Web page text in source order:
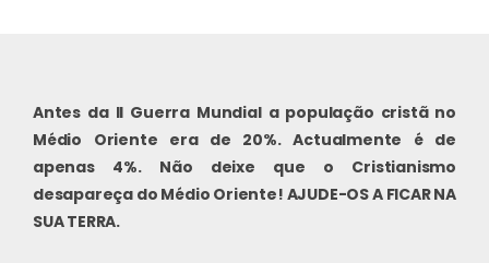
Antes da II Guerra Mundial a população cristã no
Médio Oriente era de 20%. Actualmente é de
apenas 4%. Não deixe que o Cristianismo
desapareça do Médio Oriente! AJUDE-OS A FICAR NA
SUA TERRA.